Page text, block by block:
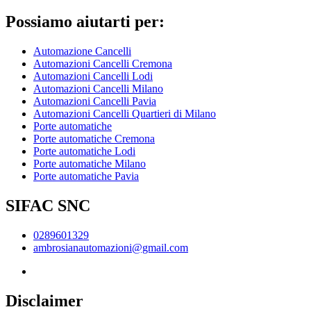
Possiamo aiutarti per:
Automazione Cancelli
Automazioni Cancelli Cremona
Automazioni Cancelli Lodi
Automazioni Cancelli Milano
Automazioni Cancelli Pavia
Automazioni Cancelli Quartieri di Milano
Porte automatiche
Porte automatiche Cremona
Porte automatiche Lodi
Porte automatiche Milano
Porte automatiche Pavia
SIFAC SNC
0289601329
ambrosianautomazioni@gmail.com
Disclaimer